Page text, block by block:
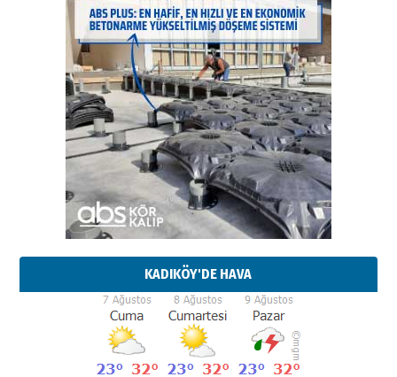
KADIKÖY'DE HAVA